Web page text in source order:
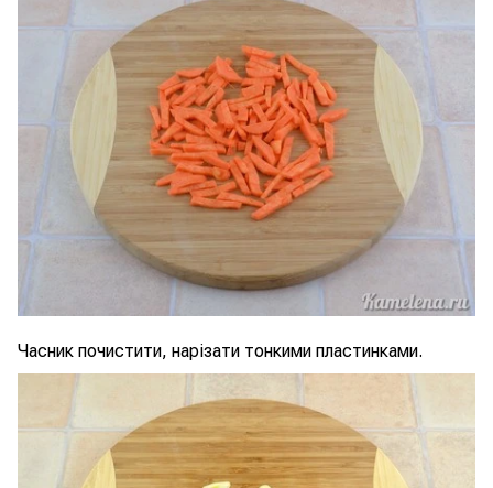
Часник почистити, нарізати тонкими пластинками.